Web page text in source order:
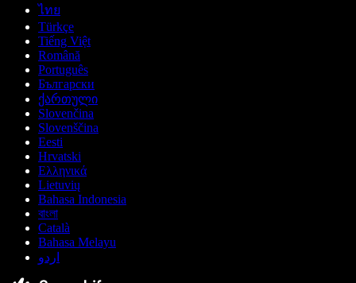
ไทย
Türkçe
Tiếng Việt
Română
Português
Български
ქართული
Slovenčina
Slovenščina
Eesti
Hrvatski
Ελληνικά
Lietuvių
Bahasa Indonesia
বাংলা
Català
Bahasa Melayu
اردو